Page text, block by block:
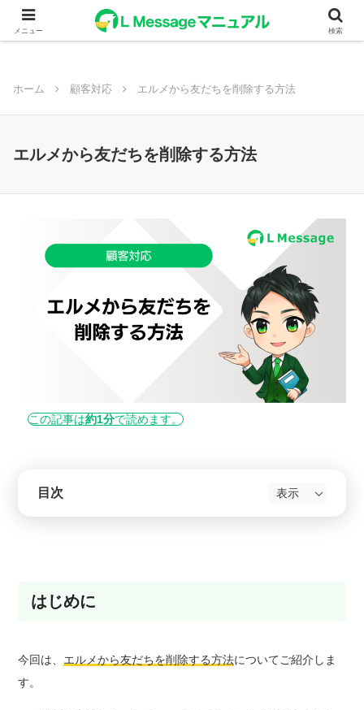
ホーム 顧客対応 エルメから友だちを削除する方法
エルメから友だちを削除する方法
この記事は約1分で読めます。
目次
はじめに
今回は、 エルメから友だちを削除する方法についてご紹介しま
す。
メニュー 検索